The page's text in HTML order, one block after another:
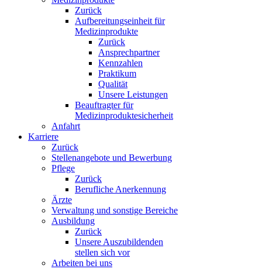
Zurück
Aufbereitungseinheit für
Medizinprodukte
Zurück
Ansprechpartner
Kennzahlen
Praktikum
Qualität
Unsere Leistungen
Beauftragter für
Medizinproduktesicherheit
Anfahrt
Karriere
Zurück
Stellenangebote und Bewerbung
Pflege
Zurück
Berufliche Anerkennung
Ärzte
Verwaltung und sonstige Bereiche
Ausbildung
Zurück
Unsere Auszubildenden
stellen sich vor
Arbeiten bei uns